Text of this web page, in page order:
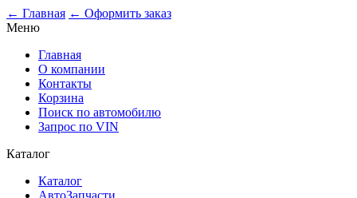
← Главная ← Оформить заказ
Меню
Главная
О компании
Контакты
Корзина
Поиск по автомобилю
Запрос по VIN
Каталог
Каталог
АвтоЗапчасти